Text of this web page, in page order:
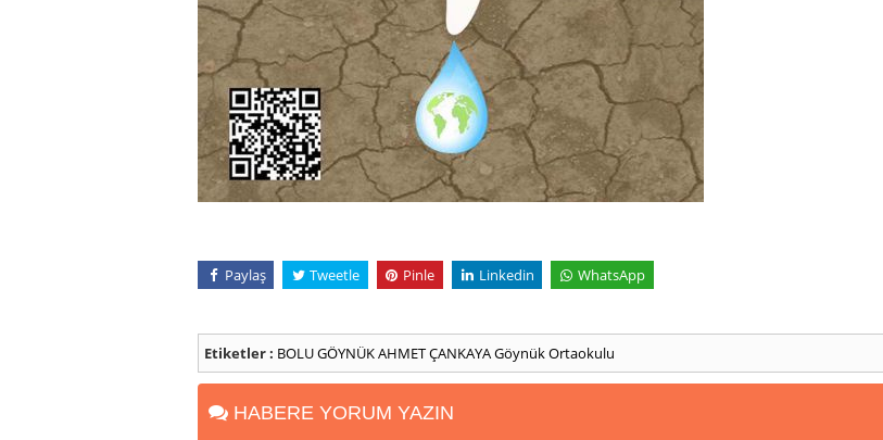
Paylaş Tweetle Pinle Linkedin WhatsApp
Etiketler : BOLUGÖYNÜKAHMET ÇANKAYAGöynük Ortaokulu
HABERE YORUM YAZIN